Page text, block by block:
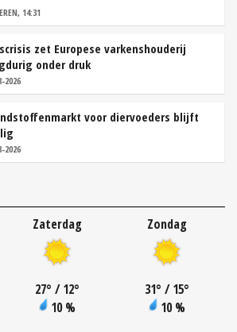
14:31
zet Europese varkenshouderij
onder druk
2026
voor diervoeders blijft
2026
Zaterdag
27° / 12°
10 %
Zondag
31° / 15°
10 %